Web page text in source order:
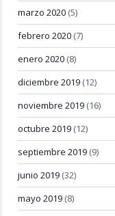
marzo 2020 (5)
febrero 2020 (7)
enero 2020 (8)
diciembre 2019 (12)
noviembre 2019 (16)
octubre 2019 (12)
septiembre 2019 (9)
junio 2019 (32)
mayo 2019 (8)